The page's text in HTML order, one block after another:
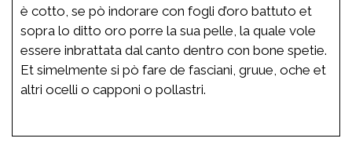
è cotto, se pò indorare con fogli d’oro battuto et
sopra lo ditto oro porre la sua pelle, la quale vole
essere inbrattata dal canto dentro con bone spetie.
Et simelmente si pò fare de fasciani, gruue, oche et
altri ocelli o capponi o pollastri.